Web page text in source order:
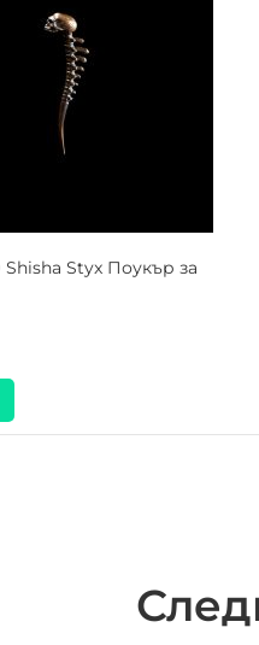
Shisha Styx Поукър за